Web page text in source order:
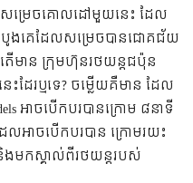
សម្រេចគោលដៅមួយនេះ ដែល
ដំបូងគេដែលសម្រេចបានជោគជ័យ
ើមាន ក្រុមហ៊ុនរថយន្តជប៉ុន
ដែរឬទេ? ចម្លើយគឺមាន ដែល
អាចបើកបរបានក្រោម ៨នាទី
អាចបើកបរបាន ក្រោមរយះ
ងមកស្គាល់ពីរថយន្តរបស់